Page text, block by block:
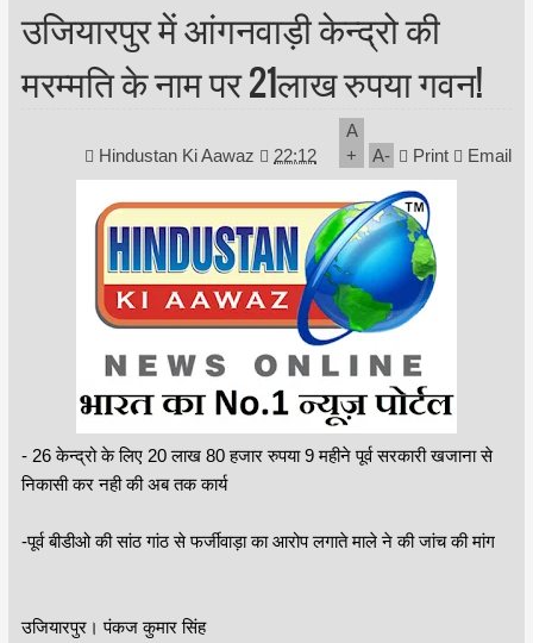
उजियारपुर में आंगनवाड़ी केन्द्रो की
मरम्मति के नाम पर 21लाख रुपया गवन!
Hindustan Ki Aawaz 22:12
A
+
A- Print Email
- 26 केन्द्रो के लिए 20 लाख 80 हजार रुपया 9 महीने पूर्व सरकारी खजाना से
निकासी कर नही की अब तक कार्य
-पूर्व बीडीओ की सांठ गांठ से फर्जीवाड़ा का आरोप लगाते माले ने की जांच की मांग
उजियारपुर। पंकज कुमार सिंह